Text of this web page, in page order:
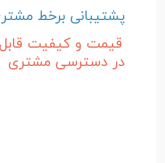
پشتیبانی برخط
قیمت و کیفیت
در دسترسی مشتری